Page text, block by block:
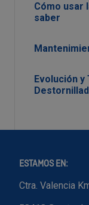
Cómo usar
saber
Evolución y
ESTAMOS EN:
Ctra. Valencia